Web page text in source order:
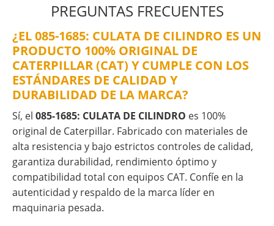
PREGUNTAS FRECUENTES
¿EL 085-1685: CULATA DE CILINDRO ES UN
PRODUCTO 100% ORIGINAL DE
CATERPILLAR (CAT) Y CUMPLE CON LOS
ESTÁNDARES DE CALIDAD Y
DURABILIDAD DE LA MARCA?
Sí, el 085-1685: CULATA DE CILINDRO es 100%
original de Caterpillar. Fabricado con materiales de
alta resistencia y bajo estrictos controles de calidad,
garantiza durabilidad, rendimiento óptimo y
compatibilidad total con equipos CAT. Confíe en la
autenticidad y respaldo de la marca líder en
maquinaria pesada.